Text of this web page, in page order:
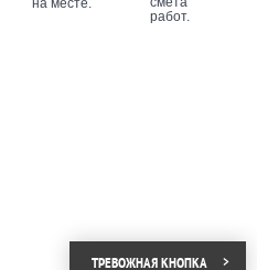
на месте.
работ.
ТРЕВОЖНАЯ КНОПКА